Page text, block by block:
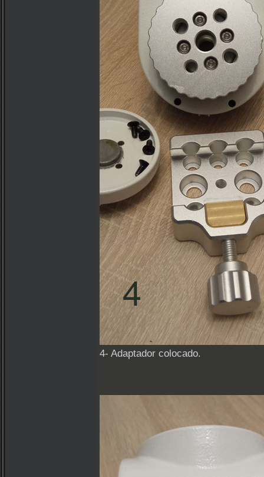
4- Adaptador colocado.